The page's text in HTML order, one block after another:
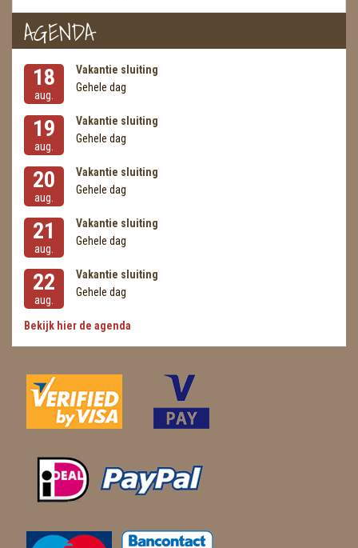
AGENDA
18
aug.
Vakantie sluiting
Gehele dag
19
aug.
Vakantie sluiting
Gehele dag
20
aug.
Vakantie sluiting
Gehele dag
21
aug.
Vakantie sluiting
Gehele dag
22
aug.
Vakantie sluiting
Gehele dag
Bekijk hier de agenda